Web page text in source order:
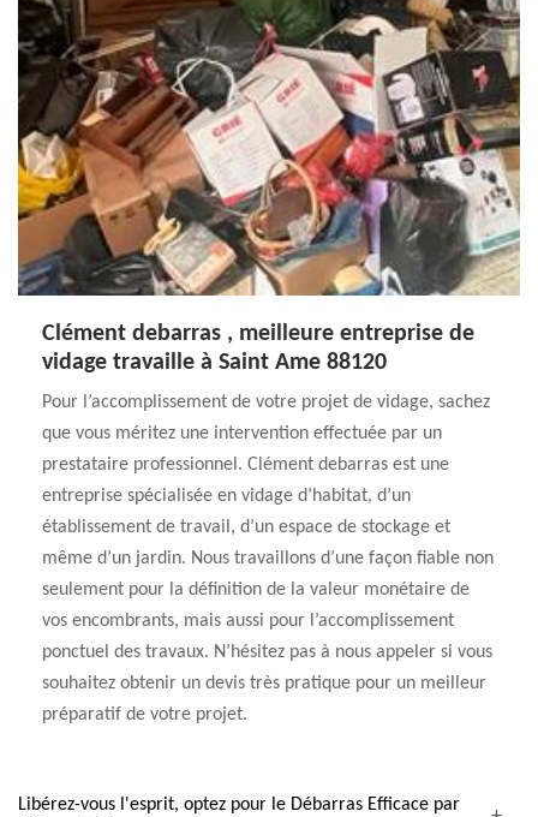
Clément debarras , meilleure entreprise de
vidage travaille à Saint Ame 88120
Pour l’accomplissement de votre projet de vidage, sachez
que vous méritez une intervention effectuée par un
prestataire professionnel. Clément debarras est une
entreprise spécialisée en vidage d’habitat, d’un
établissement de travail, d’un espace de stockage et
même d’un jardin. Nous travaillons d’une façon fiable non
seulement pour la définition de la valeur monétaire de
vos encombrants, mais aussi pour l’accomplissement
ponctuel des travaux. N’hésitez pas à nous appeler si vous
souhaitez obtenir un devis très pratique pour un meilleur
préparatif de votre projet.
Libérez-vous l'esprit, optez pour le Débarras Efficace par